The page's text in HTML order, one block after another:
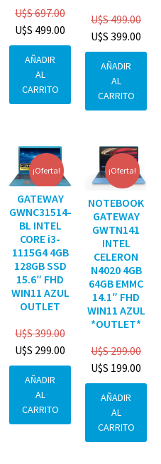
U$S697.00
U$S 499.00
AÑADIR
AL
CARRITO
U$S499.00
U$S 399.00
AÑADIR
AL
CARRITO
¡Oferta!
GATEWAY
GWNC31514-
BL INTEL
CORE i3-
1115G4 4GB
128GB SSD
15.6″ FHD
WIN11 AZUL
OUTLET
U$S399.00
U$S 299.00
AÑADIR
AL
CARRITO
¡Oferta!
NOTEBOOK
GATEWAY
GWTN141
INTEL
CELERON
N4020 4GB
64GB EMMC
14.1″ FHD
WIN11 AZUL
*OUTLET*
U$S299.00
U$S 199.00
AÑADIR
AL
CARRITO